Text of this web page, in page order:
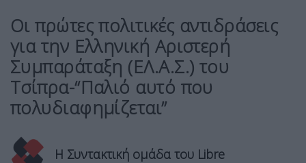
Οι πρώτες πολιτικές αντιδράσεις
για την Ελληνική Αριστερή
Συμπαράταξη (ΕΛ.Α.Σ.) του
Τσίπρα-“Παλιό αυτό που
πολυδιαφημίζεται”
Η Συντακτική ομάδα του Libre